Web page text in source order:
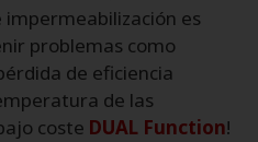
impermeabilización es
problemas como
de eficiencia
de las
coste DUAL Function!